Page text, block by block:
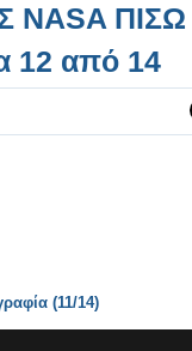
NASA
12 από 14
(11/14)